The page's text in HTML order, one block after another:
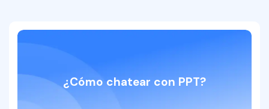
¿Cómo chatear con PPT?